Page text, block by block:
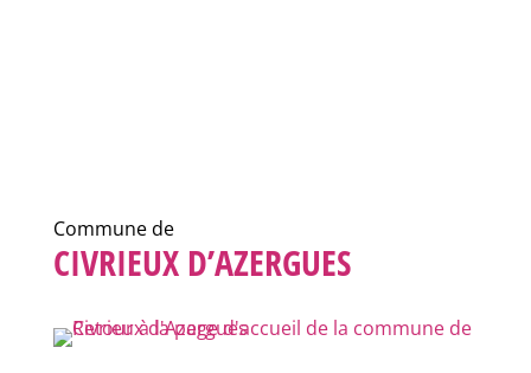
Commune de
CIVRIEUX D’AZERGUES